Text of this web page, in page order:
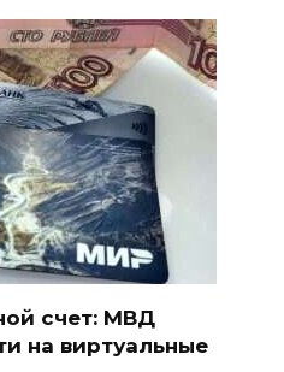
счет: МВД
на виртуальные